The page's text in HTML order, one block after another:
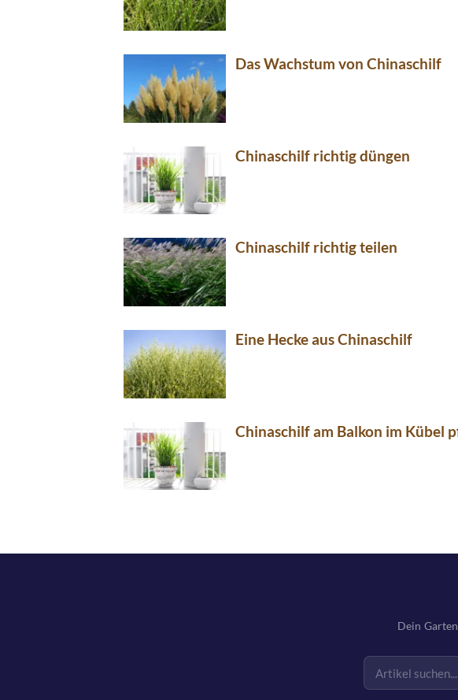
Das Wachstum von Chinaschilf
Chinaschilf richtig düngen
Chinaschilf richtig teilen
Eine Hecke aus Chinaschilf
Chinaschilf am Balkon im Kübel
Dein